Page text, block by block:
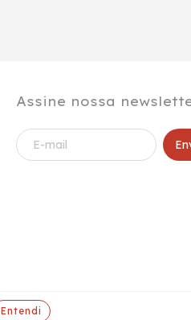
Entendi
Assine nossa